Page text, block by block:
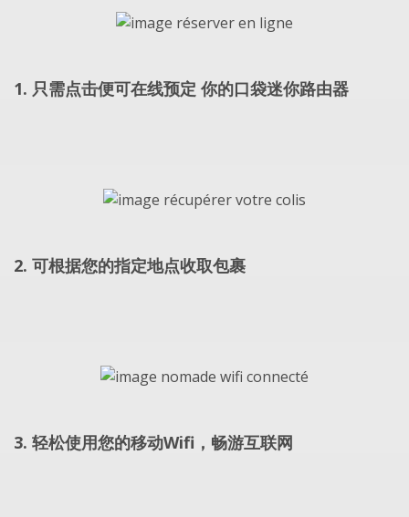
1. 只需点击便可在线预定 你的口袋迷你路由器
2. 可根据您的指定地点收取包裹
3. 轻松使用您的移动Wifi，畅游互联网